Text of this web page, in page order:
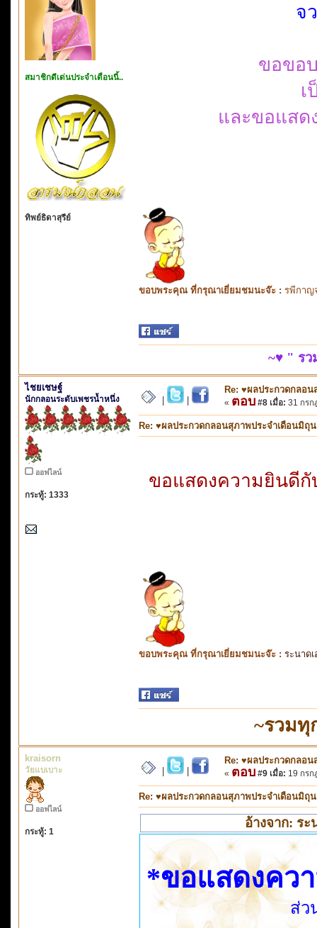
สมาชิกดีเด่นประจำเดือนนี้..
ทิพย์ธิดาสุรีย์
จ
ขอขอ
เ
และขอแส
ขอบพระคุณ ที่กรุณาเยี่ยมชมนะจ๊ะ : รพีกาญ
~♥ " รว
ไชยเชษฐ์
นักกลอนระดับเพชรน้ำหนึ่ง
ออฟไลน์
กระทู้: 1333
Re: ♥ผลประกวดกลอ
« ตอบ #8 เมื่อ: 31 กรก
Re: ♥ผลประกวดกลอนสุภาพประจำเดือน
ขอแสดงความยินดีกั
ขอบพระคุณ ที่กรุณาเยี่ยมชมนะจ๊ะ : ระนาดเ
~รวมทุ
kraisorn
วัยแบเบาะ
ออฟไลน์
กระทู้: 1
Re: ♥ผลประกวดกลอ
« ตอบ #9 เมื่อ: 19 กร
Re: ♥ผลประกวดกลอนสุภาพประจำเดือน
อ้างจาก: ระ
*ขอแสดงคว
ส่ว